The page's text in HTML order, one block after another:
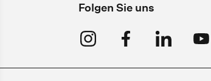
Folgen Sie uns